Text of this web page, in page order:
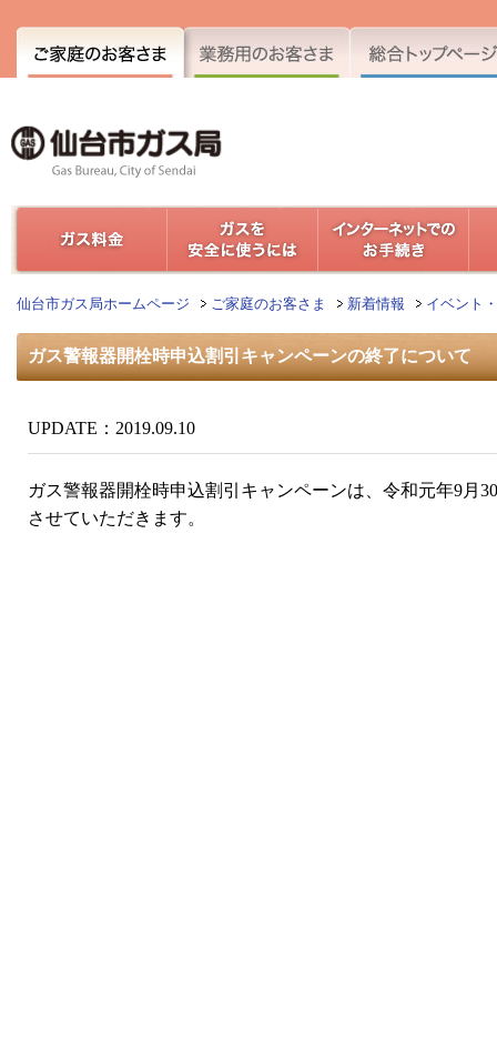
仙台市ガス局ホームページ ご家庭のお客さま 新着情報 イベント
ガス警報器開栓時申込割引キャンペーンの終了について
UPDATE：2019.09.10
ガス警報器開栓時申込割引キャンペーンは、令和元年9月
させていただきます。